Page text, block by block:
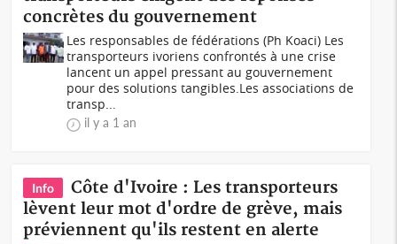
concrètes du gouvernement
Les responsables de fédérations (Ph Koaci) Les
transporteurs ivoriens confrontés à une crise
lancent un appel pressant au gouvernement
pour des solutions tangibles.Les associations de
transp...
il y a 1 an
Info
Côte d'Ivoire : Les transporteurs
lèvent leur mot d'ordre de grève, mais
préviennent qu'ils restent en alerte